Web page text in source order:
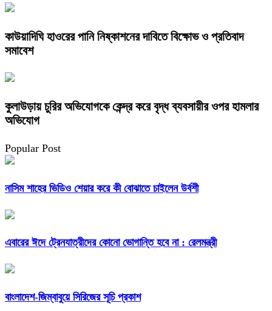
কাউয়াদিঘি হাওরের পানি নিষ্কাশনের দাবিতে বিক্ষোভ ও প্রতিবাদ
সমাবেশ
কুলাউড়ায় চুরির অভিযোগকে কেন্দ্র করে বৃদ্ধ ব্যবসায়ীর ওপর হামলার
অভিযোগ
Popular Post
নাসিম শাহের ভিডিও শেয়ার করে কী বোঝাতে চাইলেন উর্বশী
এবারের ঈদে ট্রেনযাত্রীদের কোনো ভোগান্তি হবে না : রেলমন্ত্রী
বাংলাদেশ-জিম্বাবুয়ে সিরিজের সূচি প্রকাশ